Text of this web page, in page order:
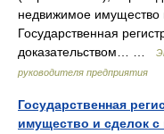
недвижимое имущество
Государственная
доказательством… …
руководителя предприятия
Государственная
имущество и сделок с